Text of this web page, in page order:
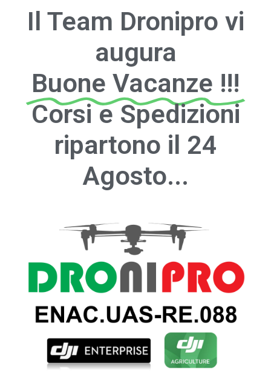
Il Team Dronipro vi
augura
Buone Vacanze !!!
Corsi e Spedizioni
ripartono il 24
Agosto...